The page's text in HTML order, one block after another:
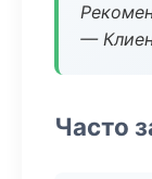
—
Часто